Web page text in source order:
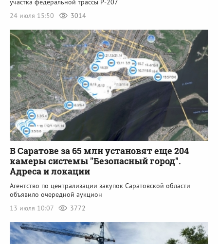
24 июля 15:50
3014
В Саратове за 65 млн установят еще 204
камеры системы "Безопасный город".
Адреса и локации
Агентство по централизации закупок Саратовской области
объявило очередной аукцион
13 июля 10:07
3772